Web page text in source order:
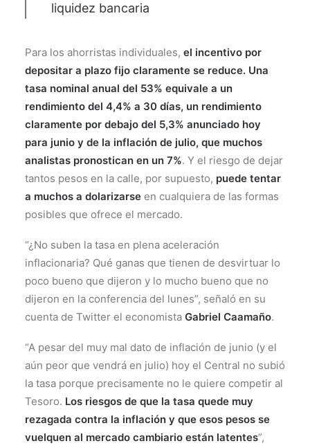
liquidez bancaria
Para los ahorristas individuales, el incentivo por
depositar a plazo fijo claramente se reduce. Una
tasa nominal anual del 53% equivale a un
rendimiento del 4,4% a 30 días, un rendimiento
claramente por debajo del 5,3% anunciado hoy
para junio y de la inflación de julio, que muchos
analistas pronostican en un 7%. Y el riesgo de dejar
tantos pesos en la calle, por supuesto, puede tentar
a muchos a dolarizarse en cualquiera de las formas
posibles que ofrece el mercado.
“¿No suben la tasa en plena aceleración
inflacionaria? Qué ganas que tienen de desvirtuar lo
poco bueno que dijeron y lo mucho bueno que no
dijeron en la conferencia del lunes”, señaló en su
cuenta de Twitter el economista Gabriel Caamaño.
“A pesar del muy mal dato de inflación de junio (y el
aún peor que vendrá en julio) hoy el Central no subió
la tasa porque precisamente no le quiere competir al
Tesoro. Los riesgos de que la tasa quede muy
rezagada contra la inflación y que esos pesos se
vuelquen al mercado cambiario están latentes”,